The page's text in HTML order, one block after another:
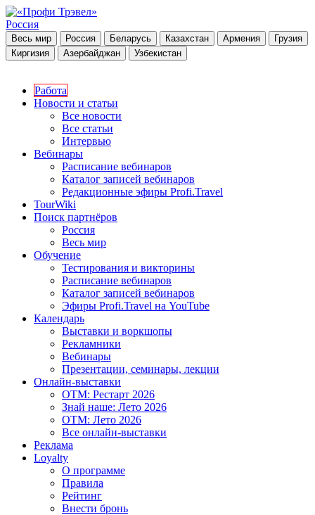
Россия
Весь мир Россия Беларусь Казахстан Армения
Грузия
Киргизия
Азербайджан Узбекистан
Работа
Новости и статьи
Все новости
Все статьи
Интервью
Вебинары
Расписание вебинаров
Каталог записей вебинаров
Редакционные эфиры Profi.Travel
TourWiki
Поиск партнёров
Россия
Весь мир
Обучение
Тестирования и викторины
Расписание вебинаров
Каталог записей вебинаров
Эфиры Profi.Travel на YouTube
Календарь
Выставки и воркшопы
Рекламники
Вебинары
Презентации, семинары, лекции
Онлайн-выставки
OTM: Рестарт 2026
Знай наше: Лето 2026
OTM: Лето 2026
Все онлайн-выставки
Реклама
Loyalty
О программе
Правила
Рейтинг
Внести бронь